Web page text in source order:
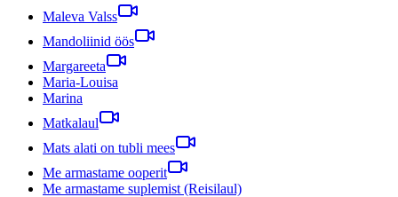
Maleva Valss
Mandoliinid öös
Margareeta
Maria-Louisa
Marina
Matkalaul
Mats alati on tubli mees
Me armastame ooperit
Me armastame suplemist (Reisilaul)